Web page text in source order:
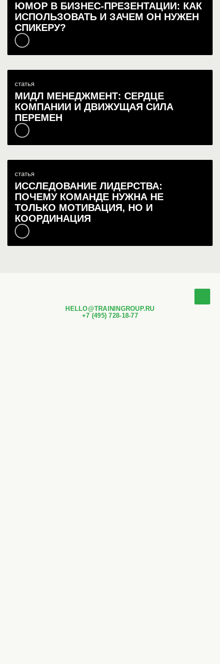
ЮМОР В БИЗНЕС-ПРЕЗЕНТАЦИИ: КАК
ИСПОЛЬЗОВАТЬ И ЗАЧЕМ ОН НУЖЕН
СПИКЕРУ?
статья
МИДЛ МЕНЕДЖМЕНТ: СЕРДЦЕ
КОМПАНИИ И ДВИЖУЩАЯ СИЛА
ПЕРЕМЕН
статья
ИССЛЕДОВАНИЕ ЛИДЕРСТВА:
ПОЧЕМУ КОМАНДЕ НУЖНА НЕ
ТОЛЬКО МОТИВАЦИЯ, НО И
КООРДИНАЦИЯ
HELLO@TRAININGROUP.RU
+7 (495) 728-18-77